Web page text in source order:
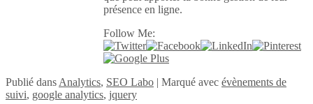
présence en ligne.
Follow Me:
Publié dans Analytics, SEO Labo | Marqué avec évènements de
suivi, google analytics, jquery